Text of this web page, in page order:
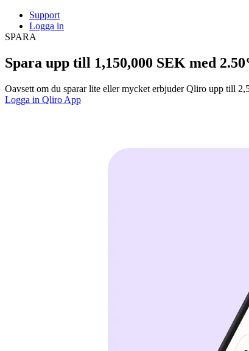
Support
Logga in
SPARA
Spara upp till 1,150,000 SEK med
Oavsett om du sparar lite eller mycket erbjuder Qliro upp till
Logga in Qliro App